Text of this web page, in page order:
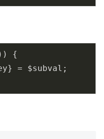
{
= $subval;